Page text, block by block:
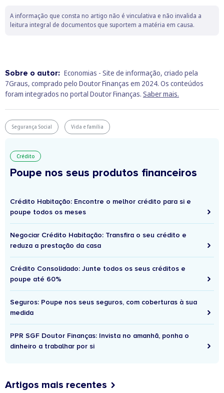
A informação que consta no artigo não é vinculativa e não invalida a
leitura integral de documentos que suportem a matéria em causa.
Sobre o autor: Economias - Site de informação, criado pela
7Graus, comprado pelo Doutor Finanças em 2024. Os conteúdos
foram integrados no portal Doutor Finanças. Saber mais.
Segurança Social Vida e família
Crédito
Poupe nos seus produtos financeiros
Crédito Habitação: Encontre o melhor crédito para si e
poupe todos os meses
Negociar Crédito Habitação: Transfira o seu crédito e
reduza a prestação da casa
Crédito Consolidado: Junte todos os seus créditos e
poupe até 60%
Seguros: Poupe nos seus seguros, com coberturas à sua
medida
PPR SGF Doutor Finanças: Invista no amanhã, ponha o
dinheiro a trabalhar por si
Artigos mais recentes